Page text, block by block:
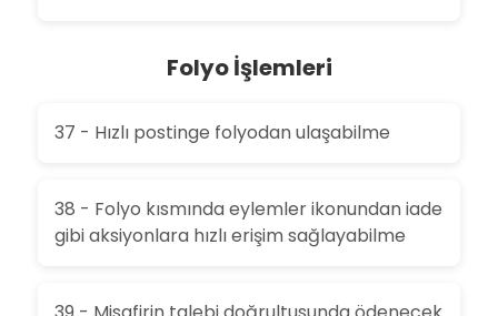
Folyo İşlemleri
37 - Hızlı postinge folyodan ulaşabilme
38 - Folyo kısmında eylemler ikonundan iade
gibi aksiyonlara hızlı erişim sağlayabilme